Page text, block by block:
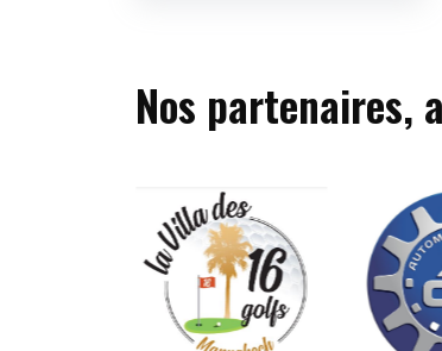
Nos partenaires,